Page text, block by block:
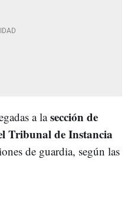
a lasección de
Tribunal de Instancia
de guardia, según las